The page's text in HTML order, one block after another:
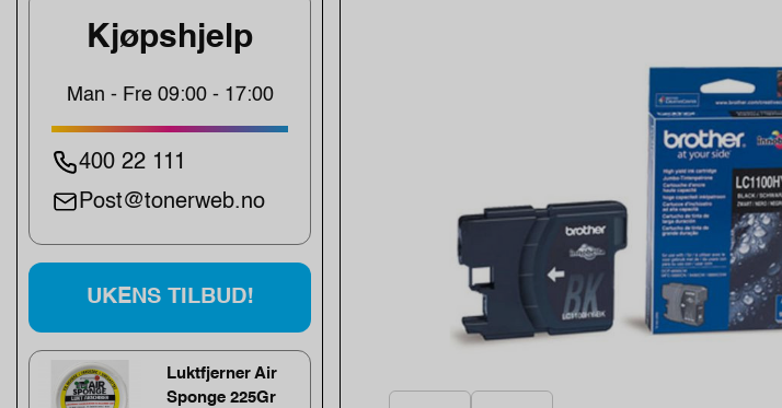
Kjøpshjelp
Man - Fre 09:00 - 17:00
400 22 111
Post@tonerweb.no
UKENS TILBUD!
Luktfjerner Air
Sponge 225Gr